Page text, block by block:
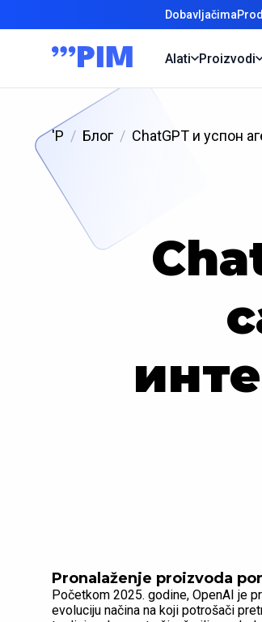
Dobavljačima
Alati Proizvodi
'P Блог ChatGPT и успон
Pronalaženje proizvoda
Početkom 2025. godine, OpenAI je
evoluciju načina na koji potrošači